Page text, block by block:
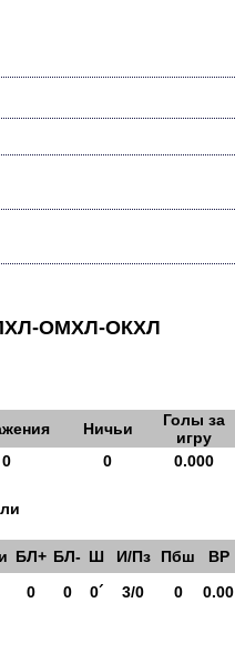
ОМХЛ-ОКХЛ
Ничьи
Голы за
игру
0 0 0.000
БЛ+ БЛ- Ш И/Пз Пбш ВР
0 0 0´ 3/0 0 0.00